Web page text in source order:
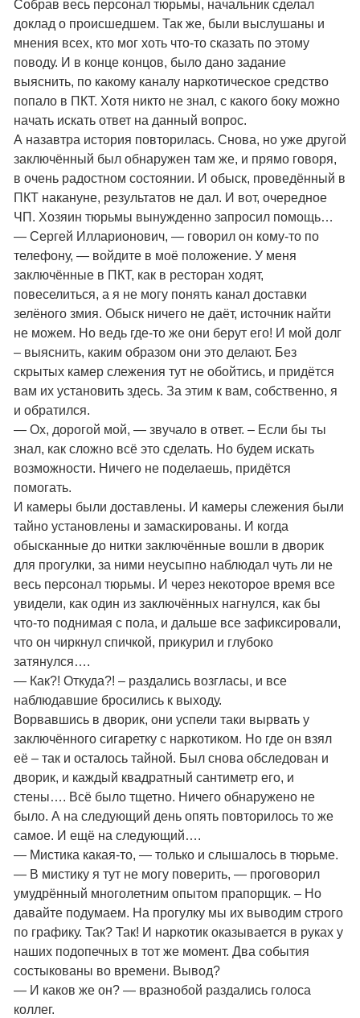
Собрав весь персонал тюрьмы, начальник сделал
доклад о происшедшем. Так же, были выслушаны и
мнения всех, кто мог хоть что-то сказать по этому
поводу. И в конце концов, было дано задание
выяснить, по какому каналу наркотическое средство
попало в ПКТ. Хотя никто не знал, с какого боку можно
начать искать ответ на данный вопрос.
А назавтра история повторилась. Снова, но уже другой
заключённый был обнаружен там же, и прямо говоря,
в очень радостном состоянии. И обыск, проведённый в
ПКТ накануне, результатов не дал. И вот, очередное
ЧП. Хозяин тюрьмы вынужденно запросил помощь…
— Сергей Илларионович, — говорил он кому-то по
телефону, — войдите в моё положение. У меня
заключённые в ПКТ, как в ресторан ходят,
повеселиться, а я не могу понять канал доставки
зелёного змия. Обыск ничего не даёт, источник найти
не можем. Но ведь где-то же они берут его! И мой долг
– выяснить, каким образом они это делают. Без
скрытых камер слежения тут не обойтись, и придётся
вам их установить здесь. За этим к вам, собственно, я
и обратился.
— Ох, дорогой мой, — звучало в ответ. – Если бы ты
знал, как сложно всё это сделать. Но будем искать
возможности. Ничего не поделаешь, придётся
помогать.
И камеры были доставлены. И камеры слежения были
тайно установлены и замаскированы. И когда
обысканные до нитки заключённые вошли в дворик
для прогулки, за ними неусыпно наблюдал чуть ли не
весь персонал тюрьмы. И через некоторое время все
увидели, как один из заключённых нагнулся, как бы
что-то поднимая с пола, и дальше все зафиксировали,
что он чиркнул спичкой, прикурил и глубоко
затянулся….
— Как?! Откуда?! – раздались возгласы, и все
наблюдавшие бросились к выходу.
Ворвавшись в дворик, они успели таки вырвать у
заключённого сигаретку с наркотиком. Но где он взял
её – так и осталось тайной. Был снова обследован и
дворик, и каждый квадратный сантиметр его, и
стены…. Всё было тщетно. Ничего обнаружено не
было. А на следующий день опять повторилось то же
самое. И ещё на следующий….
— Мистика какая-то, — только и слышалось в тюрьме.
— В мистику я тут не могу поверить, — проговорил
умудрённый многолетним опытом прапорщик. – Но
давайте подумаем. На прогулку мы их выводим строго
по графику. Так? Так! И наркотик оказывается в руках у
наших подопечных в тот же момент. Два события
состыкованы во времени. Вывод?
— И каков же он? — вразнобой раздались голоса
коллег.